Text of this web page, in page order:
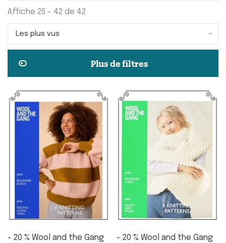
Affiche 25 - 42 de 42
Les plus vus
Plus de filtres
- 20 % Wool and the Gang
- 20 % Wool and the Gang